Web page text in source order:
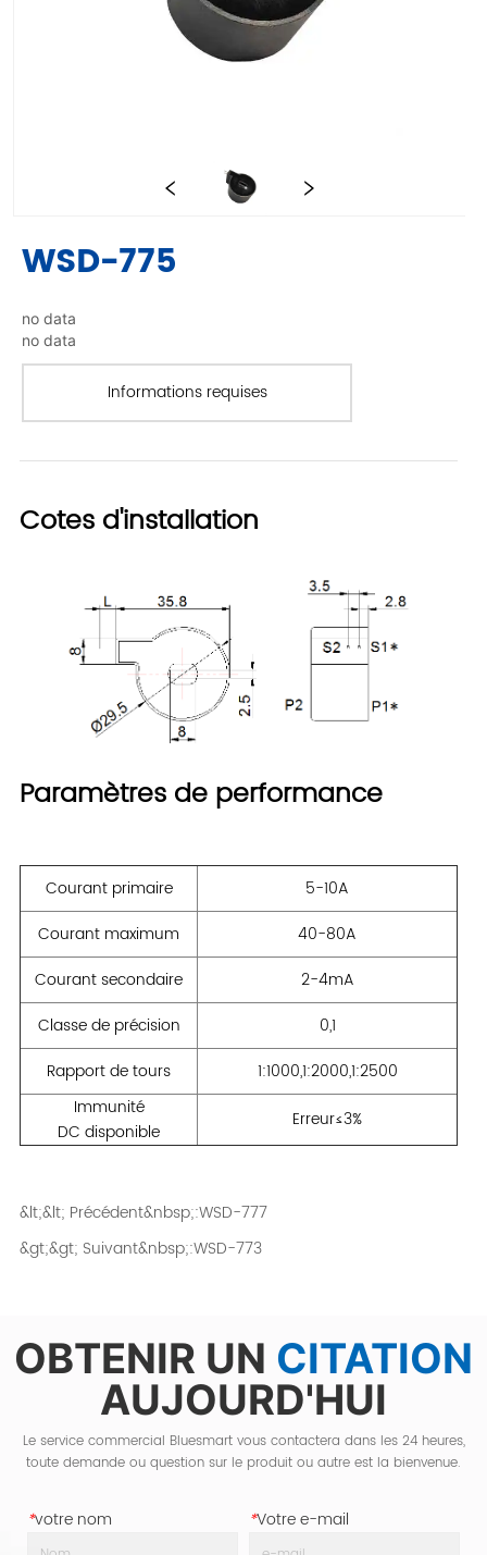
WSD-775
no data
no data
Informations requises
&lt;&lt; Précédent&nbsp;:WSD-777
&gt;&gt; Suivant&nbsp;:WSD-773
OBTENIR UN CITATION
AUJOURD'HUI
Le service commercial Bluesmart vous contactera dans les 24 heures,
toute demande ou question sur le produit ou autre est la bienvenue.
*votre nom *Votre e-mail